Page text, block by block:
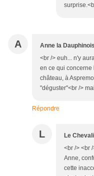
A Anne la
<br /> euh... n'y
en ce qui concerne
château, à
"déguster"<br />
Répondre
L Le
<br /> <br
Anne,
cette